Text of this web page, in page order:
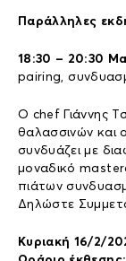
Παράλληλες
18:30 – 20:30
pairing,
O chef Γιάννης
θαλασσινών και
συνδυάζει με
μοναδικό
πιάτων
Δηλώστε
Κυριακή 16/2/